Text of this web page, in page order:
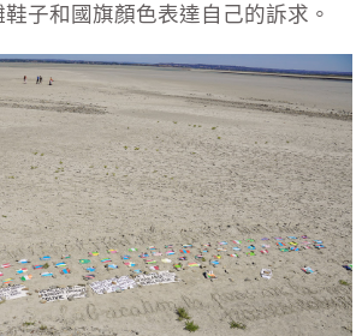
子和國旗顏色表達自己的訴求。